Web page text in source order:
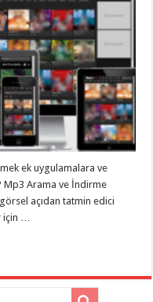
ek uygulamalara ve
Mp3 Arama ve İndirme
görsel açıdan tatmin edici
…